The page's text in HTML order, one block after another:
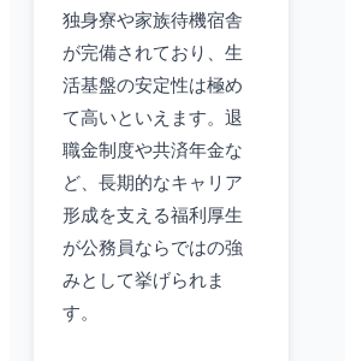
独身寮や家族待機宿舎
が完備されており、生
活基盤の安定性は極め
て高いといえます。退
職金制度や共済年金な
ど、長期的なキャリア
形成を支える福利厚生
が公務員ならではの強
みとして挙げられま
す。